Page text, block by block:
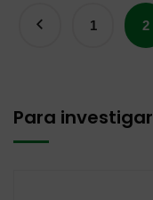
1 2
Para investigar